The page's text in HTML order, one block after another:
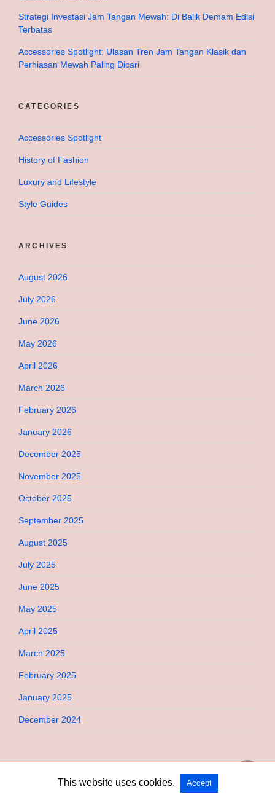
Strategi Investasi Jam Tangan Mewah: Di Balik Demam Edisi
Terbatas
Accessories Spotlight: Ulasan Tren Jam Tangan Klasik dan
Perhiasan Mewah Paling Dicari
CATEGORIES
Accessories Spotlight
History of Fashion
Luxury and Lifestyle
Style Guides
ARCHIVES
August 2026
July 2026
June 2026
May 2026
April 2026
March 2026
February 2026
January 2026
December 2025
November 2025
October 2025
September 2025
August 2025
July 2025
June 2025
May 2025
April 2025
March 2025
February 2025
January 2025
December 2024
Copyright @ 2026 Bebimi All Rights Reserved
This website uses cookies. Accept